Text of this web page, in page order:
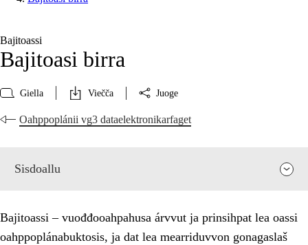
Bajitoassi
Bajitoasi birra
Giella Viečča Juoge
Oahppoplánii vg3 dataelektronikarfaget
Sisdoallu
Bajitoassi – vuođđooahpahusa árvvut ja prinsihpat lea oassi
oahppoplánabuktosis, ja dat lea mearriduvvon gonagaslaš